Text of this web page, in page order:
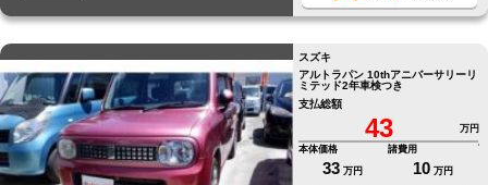
スズキ
アルトラパン 10thアニバーサリーリ
ミテッド2年車検つき
支払総額
43
万円
本体価格
33 万円
諸費用
10 万円